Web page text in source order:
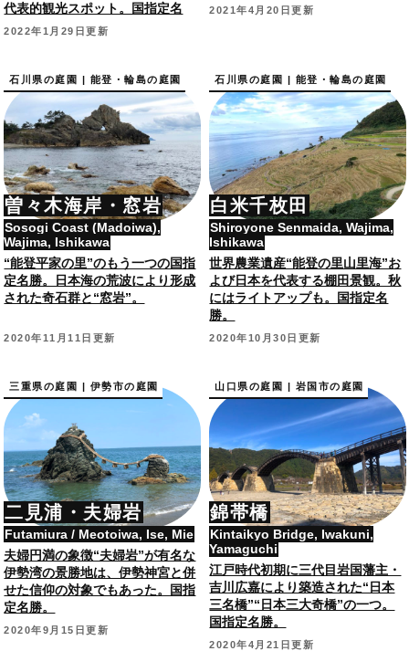
代表的観光スポット。国指定名
勝。
2022年1月29日更新
2021年4月20日更新
石川県の庭園 | 能登・輪島の庭園
曽々木海岸・窓岩
Sosogi Coast (Madoiwa),
Wajima, Ishikawa
“能登平家の里”のもう一つの国指
定名勝。日本海の荒波により形成
された奇石群と“窓岩”。
2020年11月11日更新
石川県の庭園 | 能登・輪島の庭園
白米千枚田
Shiroyone Senmaida, Wajima,
Ishikawa
世界農業遺産“能登の里山里海”お
よび日本を代表する棚田景観。秋
にはライトアップも。国指定名
勝。
2020年10月30日更新
三重県の庭園 | 伊勢市の庭園
二見浦・夫婦岩
Futamiura / Meotoiwa, Ise, Mie
夫婦円満の象徴“夫婦岩”が有名な
伊勢湾の景勝地は、伊勢神宮と併
せた信仰の対象でもあった。国指
定名勝。
2020年9月15日更新
山口県の庭園 | 岩国市の庭園
錦帯橋
Kintaikyo Bridge, Iwakuni,
Yamaguchi
江戸時代初期に三代目岩国藩主・
吉川広嘉により築造された“日本
三名橋”“日本三大奇橋”の一つ。
国指定名勝。
2020年4月21日更新